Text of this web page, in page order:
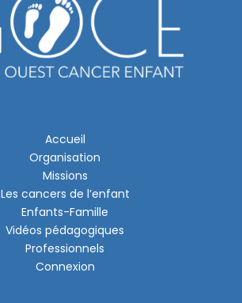
Accueil
Organisation
Missions
Les cancers de l’enfant
Enfants-Famille
Vidéos pédagogiques
Professionnels
Connexion